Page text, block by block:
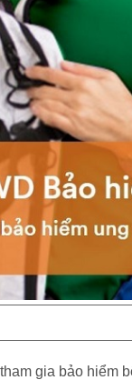
gia bảo hiểm